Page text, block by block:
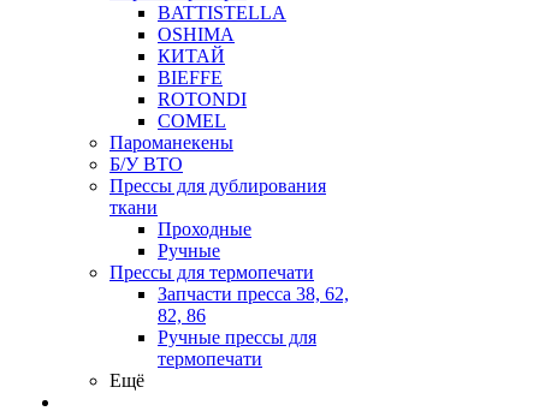
BATTISTELLA
OSHIMA
КИТАЙ
BIEFFE
ROTONDI
COMEL
Пароманекены
Б/У ВТО
Прессы для дублирования
ткани
Проходные
Ручные
Прессы для термопечати
Запчасти пресса 38, 62,
82, 86
Ручные прессы для
термопечати
Ещё